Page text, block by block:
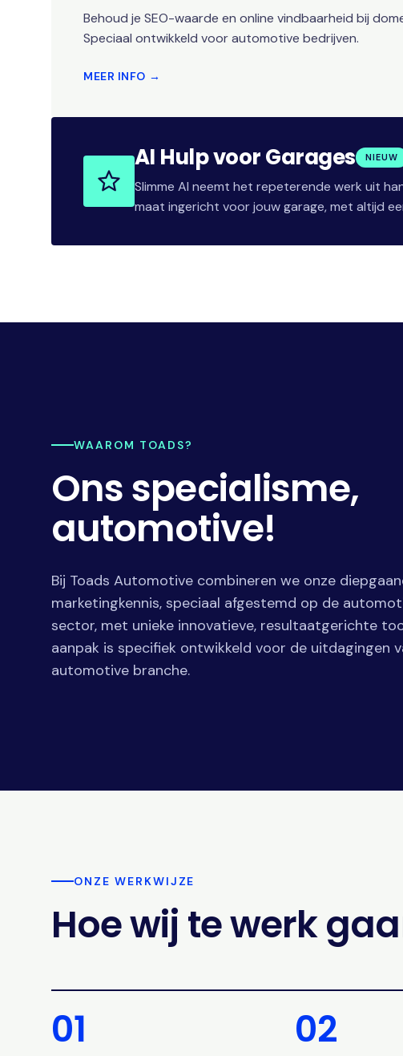
Behoud je SEO-waarde en online vindbaarheid bij
Speciaal ontwikkeld voor automotive bedrijven.
MEER INFO →
AI Hulp voor Garages NIEUW
Slimme AI neemt het repeterende werk uit
maat ingericht voor jouw garage, met altijd
WAAROM TOADS?
Ons specialisme,
automotive!
Bij Toads Automotive combineren we onze
marketingkennis, speciaal afgestemd op de
sector, met unieke innovatieve, resultaatgerichte
aanpak is specifiek ontwikkeld voor de uitdagingen
automotive branche.
ONZE WERKWIJZE
Hoe wij te werk
01 02